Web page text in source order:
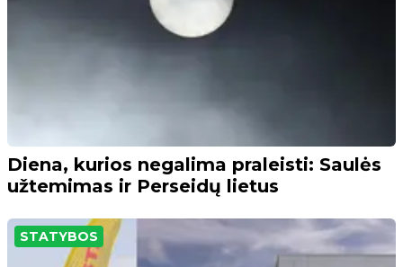
Diena, kurios negalima praleisti: Saulės
užtemimas ir Perseidų lietus
STATYBOS